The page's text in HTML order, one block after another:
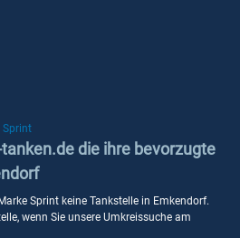
Sprint
die ihre bevorzugte
Sprint keine Tankstelle in Emkendorf.
wenn Sie unsere Umkreissuche am